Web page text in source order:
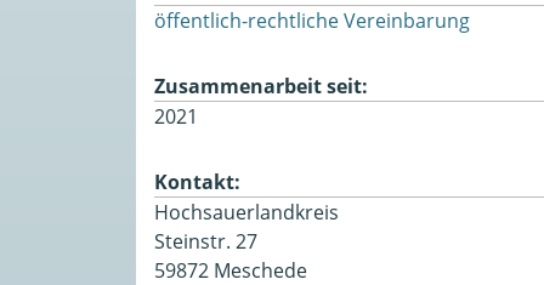
öffentlich-rechtliche Vereinbarung
Zusammenarbeit seit:
2021
Kontakt:
Hochsauerlandkreis
Steinstr. 27
59872 Meschede